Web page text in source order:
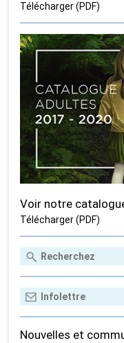
Télécharger (PDF)
Voir notre
Télécharger (PDF)
Nouvelles et